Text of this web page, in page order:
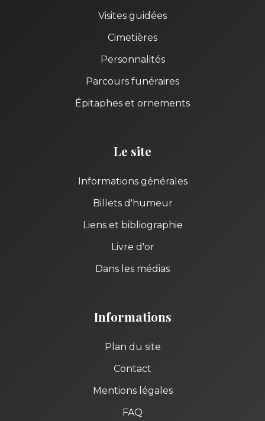
Visites guidées
Cimetières
Personnalités
Parcours funéraires
Épitaphes et ornements
Le site
Informations générales
Billets d'humeur
Liens et bibliographie
Livre d'or
Dans les médias
Informations
Plan du site
Contact
Mentions légales
FAQ